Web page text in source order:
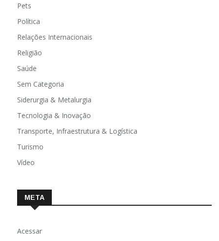
Pets
Política
Relações Internacionais
Religião
Saúde
Sem Categoria
Siderurgia & Metalurgia
Tecnologia & Inovação
Transporte, Infraestrutura & Logística
Turismo
Vídeo
META
Acessar